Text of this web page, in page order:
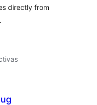
directly from